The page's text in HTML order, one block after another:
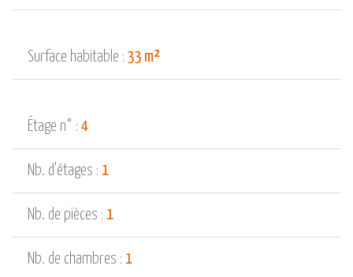
Surface habitable : 33 m²
Étage n° : 4
Nb. d'étages : 1
Nb. de pièces : 1
Nb. de chambres : 1